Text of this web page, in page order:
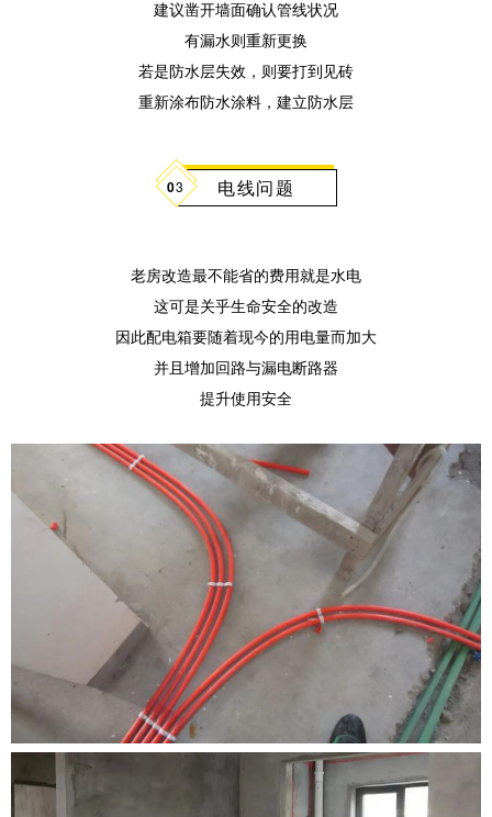
建议凿开墙面确认管线状况
有漏水则重新更换
若是防水层失效，则要打到见砖
重新涂布防水涂料，建立防水层
03 电线问题
老房改造最不能省的费用就是水电
这可是关乎生命安全的改造
因此配电箱要随着现今的用电量而加大
并且增加回路与漏电断路器
提升使用安全